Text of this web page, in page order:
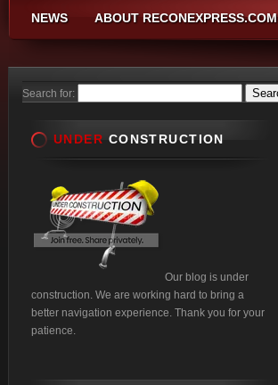
NEWS ABOUT RECONEXPRESS.COM
Search for:
UNDER CONSTRUCTION
Our blog is under
construction. We are working hard to bring a
better navigation experience. Thank you for your
patience.